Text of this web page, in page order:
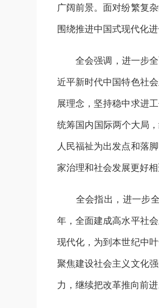
广阔前景。面对纷繁复
围绕推进中国式现代化
全会强调，进一步全
近平新时代中国特色社
展理念，坚持稳中求进
统筹国内国际两个大局
人民福祉为出发点和落
家治理和社会发展更好
全会指出，进一步全
年，全面建成高水平社
现代化，为到本世纪中
聚焦建设社会主义文化
力，继续把改革推向前